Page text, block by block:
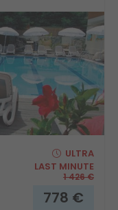
ULTRA
LAST MINUTE
1 426€
778 €